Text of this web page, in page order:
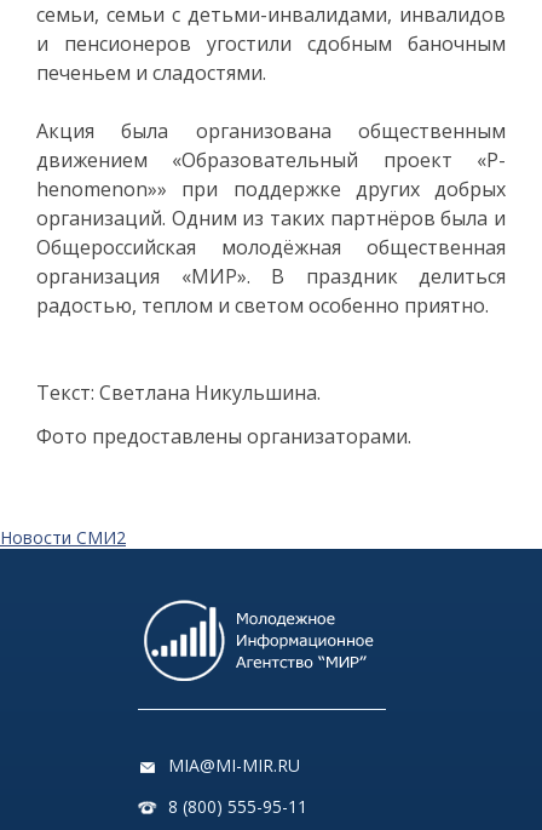
семьи, семьи с детьми-инвалидами, инвалидов
и пенсионеров угостили сдобным баночным
печеньем и сладостями.
Акция была организована общественным
движением «Образовательный проект «P-
henomenon»» при поддержке других добрых
организаций. Одним из таких партнёров была и
Общероссийская молодёжная общественная
организация «МИР». В праздник делиться
радостью, теплом и светом особенно приятно.
Текст: Светлана Никульшина.
Фото предоставлены организаторами.
Новости СМИ2
MIA@MI-MIR.RU
8 (800) 555-95-11